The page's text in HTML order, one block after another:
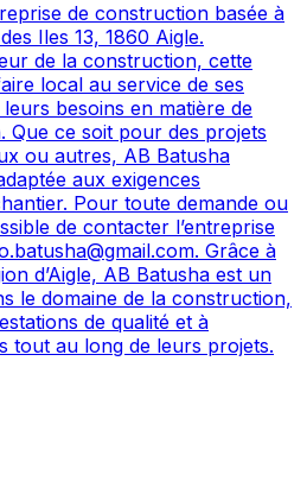
de construction basée à
Iles 13, 1860 Aigle.
de la construction, cette
local au service de ses
besoins en matière de
ce soit pour des projets
ou autres, AB Batusha
aux exigences
Pour toute demande ou
de contacter l’entreprise
Grâce à
d’Aigle, AB Batusha est un
le domaine de la construction,
de qualité et à
tout au long de leurs projets.